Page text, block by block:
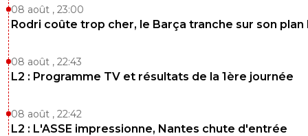
Quand Paris gère, on dit aussi que la L1 est
0+ Répondre
c'est vrai que toi tu es un connaisseur, un
08 août , 23:00
Rodri coûte trop cher, le Barça tranche sur son plan
08 août , 22:43
L2 : Programme TV et résultats de la 1ère journée
08 août , 22:42
L2 : L'ASSE impressionne, Nantes chute d'entrée